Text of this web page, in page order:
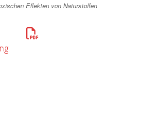
Effekten von Naturstoffen